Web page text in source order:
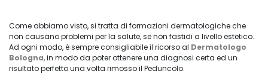
Come abbiamo visto, si tratta di formazioni dermatologiche che
non causano problemi per la salute, se non fastidi a livello estetico.
Ad ogni modo, è sempre consigliabile il ricorso al Dermatologo
Bologna, in modo da poter ottenere una diagnosi certa ed un
risultato perfetto una volta rimosso il Peduncolo.